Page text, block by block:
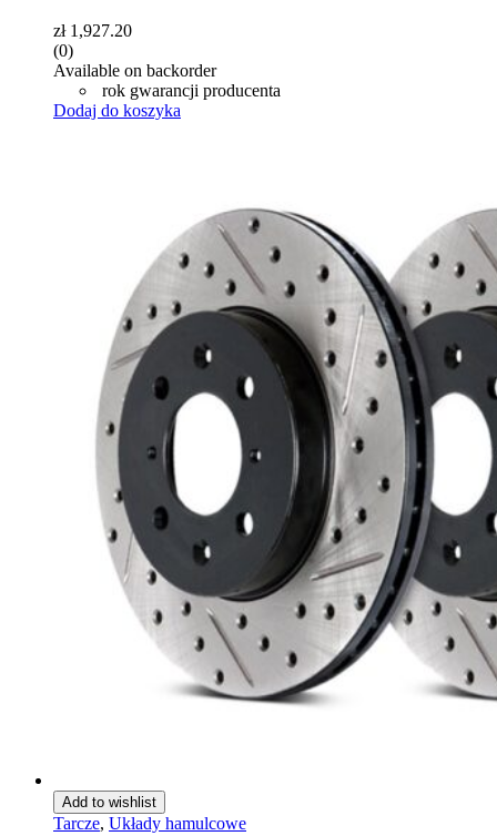
zł1,927.20
(0)
Available on backorder
rok gwarancji producenta
Dodaj do koszyka
Add to wishlist
Tarcze, Układy hamulcowe